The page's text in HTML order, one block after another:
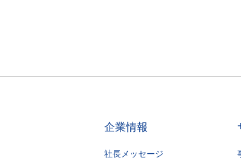
企業情報
社長メッセージ